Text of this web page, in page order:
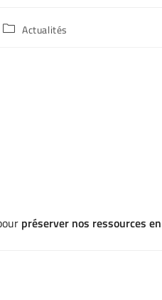
Actualités
préserver nos ressources